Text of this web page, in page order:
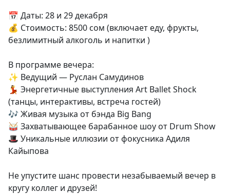
📅 Даты: 28 и 29 декабря
💰 Стоимость: 8500 сом (включает еду, фрукты,
безлимитный алкоголь и напитки )
В программе вечера:
✨ Ведущий — Руслан Самудинов
💃 Энергетичные выступления Art Ballet Shock
(танцы, интерактивы, встреча гостей)
🎶 Живая музыка от бэнда Big Bang
🥁 Захватывающее барабанное шоу от Drum Show
🎩 Уникальные иллюзии от фокусника Адиля
Кайыпова
Не упустите шанс провести незабываемый вечер в
кругу коллег и друзей!